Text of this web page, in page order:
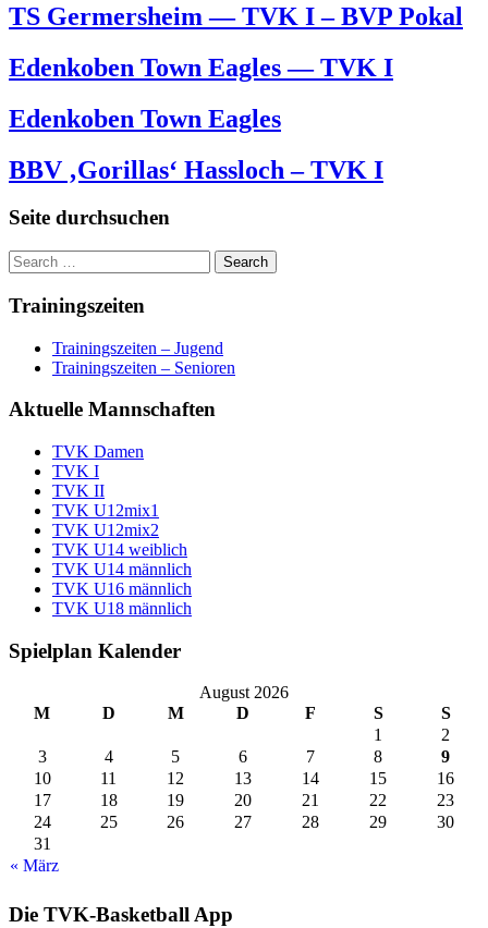
TS Germersheim — TVK I – BVP Pokal
Edenkoben Town Eagles — TVK I
Edenkoben Town Eagles
BBV ‚Gorillas‘ Hassloch – TVK I
Seite durchsuchen
Trainingszeiten
Trainingszeiten – Jugend
Trainingszeiten – Senioren
Aktuelle Mannschaften
TVK Damen
TVK I
TVK II
TVK U12mix1
TVK U12mix2
TVK U14 weiblich
TVK U14 männlich
TVK U16 männlich
TVK U18 männlich
Spielplan Kalender
August 2026
M
D M D F S S
« März
1
2
3
4 5 6 7 8
9
10
11 12 13 14 15
16
17
18 19 20 21 22
23
24
25 26 27 28 29
30
31
Die TVK-Basketball App